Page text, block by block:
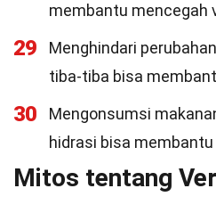
membantu mencegah
29
Menghindari
tiba-tiba bisa
30
Mengonsumsi
hidrasi bisa
Mitos tentang